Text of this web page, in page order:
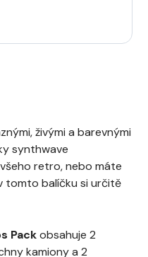
živými a barevnými
synthwave
retro, nebo máte
tomto balíčku si určitě
Packobsahuje 2
kamiony a 2